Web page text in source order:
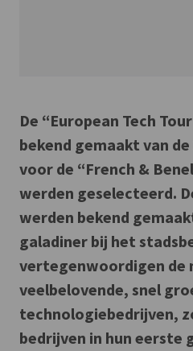
De “European Tech
bekend gemaakt van
voor de “French &
werden geselecteerd.
werden bekend
galadiner bij het
vertegenwoordigen de
veelbelovende, snel
technologiebedrijven,
bedrijven in hun eerste